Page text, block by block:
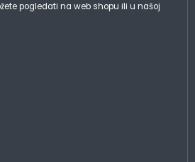
pogledati na web shopu ili u našoj